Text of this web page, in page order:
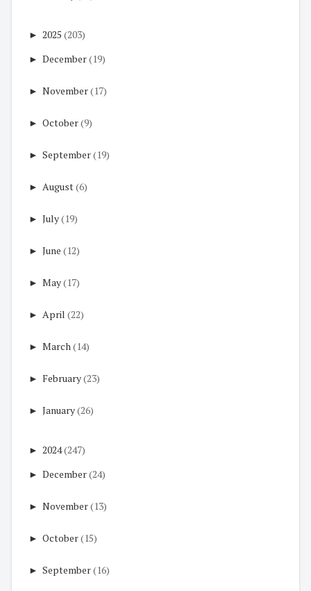
► 2025 (203)
► December(19)
► November(17)
► October(9)
► September(19)
► August(6)
► July(19)
► June (12)
► May(17)
► April (22)
► March(14)
► February(23)
► January(26)
► 2024(247)
► December(24)
► November(13)
► October(15)
► September(16)